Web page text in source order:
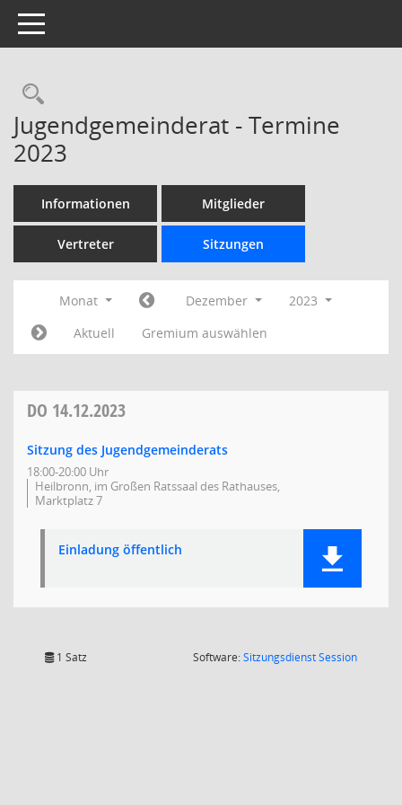
Toggle navigation
Rechercheauswahl
Jugendgemeinderat - Termine
2023
Informationen Mitglieder
Vertreter Sitzungen
Monat Dezember
2023
Aktuell
Gremium auswählen
DO 14.12.2023
Sitzung des Jugendgemeinderats
18:00-20:00 Uhr
Heilbronn, im Großen Ratssaal des Rathauses,
Marktplatz 7
Einladung öffentlich
1 Satz Software:SitzungsdienstSession(Wird in